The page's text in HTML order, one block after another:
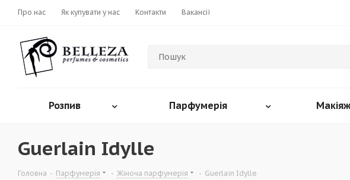
Про нас Як купувати у нас Контакти Вакансії
Розпив Парфумерія
Guerlain Idylle
Головна - Парфумерія - Жіноча парфумерія - Guerlain Idylle